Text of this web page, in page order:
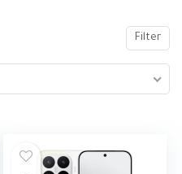
Filter